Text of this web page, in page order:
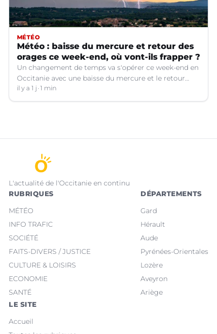
MÉTÉO
Météo : baisse du mercure et retour des
orages ce week-end, où vont-ils frapper ?
Un changement de temps va s'opérer ce week-end en
Occitanie avec une baisse du mercure et le retour
d'orages dans certains départements.
il y a 1 j 1 min
L'actualité de l'Occitanie en continu
RUBRIQUES
MÉTÉO
INFO TRAFIC
SOCIÉTÉ
FAITS-DIVERS / JUSTICE
CULTURE & LOISIRS
ECONOMIE
SANTÉ
DÉPARTEMENTS
Gard
Hérault
Aude
Pyrénées-Orientales
Lozère
Aveyron
Ariège
LE SITE
Accueil